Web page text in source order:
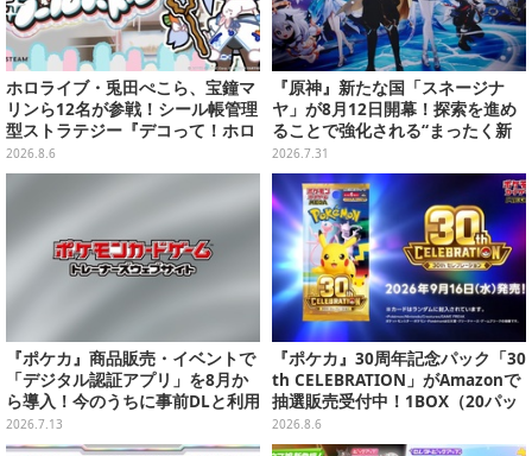
ホロライブ・兎田ぺこら、宝鐘マ
リンら12名が参戦！シール帳管理
型ストラテジー『デコって！ホロ
ライブシールバトル』Steamスト
アページ公開
2026.8.6
『原神』新たな国「スネージナ
ヤ」が8月12日開幕！探索を進め
ることで強化される“まったく新
しい武器”、「鍛錬の道」に9キャ
ラ追加など盛りだくさん
2026.7.31
『ポケカ』商品販売・イベントで
「デジタル認証アプリ」を8月か
ら導入！今のうちに事前DLと利用
登録をお願い
2026.7.13
『ポケカ』30周年記念パック「30
th CELEBRATION」がAmazonで
抽選販売受付中！1BOX（20パッ
ク入り）
2026.8.6